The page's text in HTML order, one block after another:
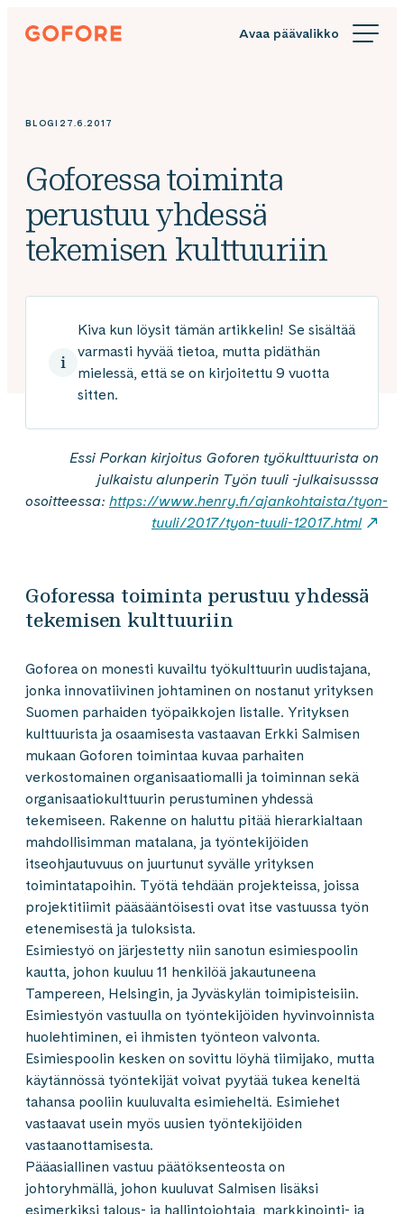
Siirry
suoraan
Gofore
knowledge
BLOGI 27.6.2017
Goforessa toiminta
perustuu yhdessä
tekemisen kulttuuriin
Kiva kun löysit tämän artikkelin! Se sisältää
varmasti hyvää tietoa, mutta pidäthän
mielessä, että se on kirjoitettu 9 vuotta
sitten.
Essi Porkan kirjoitus Goforen työkulttuurista on
julkaistu alunperin Työn tuuli -julkaisusssa
osoitteessa: https://www.henry.fi/ajankohtaista/tyon-
tuuli/2017/tyon-tuuli-12017.html
Goforessa toiminta perustuu yhdessä
tekemisen kulttuuriin
Goforea on monesti kuvailtu työkulttuurin uudistajana,
jonka innovatiivinen johtaminen on nostanut yrityksen
Suomen parhaiden työpaikkojen listalle. Yrityksen
kulttuurista ja osaamisesta vastaavan Erkki Salmisen
mukaan Goforen toimintaa kuvaa parhaiten
verkostomainen organisaatiomalli ja toiminnan sekä
organisaatiokulttuurin perustuminen yhdessä
tekemiseen. Rakenne on haluttu pitää hierarkialtaan
mahdollisimman matalana, ja työntekijöiden
itseohjautuvuus on juurtunut syvälle yrityksen
toimintatapoihin. Työtä tehdään projekteissa, joissa
projektitiimit pääsääntöisesti ovat itse vastuussa työn
etenemisestä ja tuloksista.
Esimiestyö on järjestetty niin sanotun esimiespoolin
kautta, johon kuuluu 11 henkilöä jakautuneena
Tampereen, Helsingin, ja Jyväskylän toimipisteisiin.
Esimiestyön vastuulla on työntekijöiden hyvinvoinnista
huolehtiminen, ei ihmisten työnteon valvonta.
Esimiespoolin kesken on sovittu löyhä tiimijako, mutta
käytännössä työntekijät voivat pyytää tukea keneltä
tahansa pooliin kuuluvalta esimieheltä. Esimiehet
vastaavat usein myös uusien työntekijöiden
vastaanottamisesta.
Pääasiallinen vastuu päätöksenteosta on
johtoryhmällä, johon kuuluvat Salmisen lisäksi
esimerkiksi talous- ja hallintojohtaja, markkinointi- ja